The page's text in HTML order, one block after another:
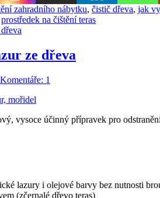
zahradního nábytku, čistič dřeva, jak
prostředek na čištění teras
ze dřeva
Komentáře: 1
vysoce účinný přípravek pro
lazury i olejové barvy bez nutnosti
(zčernalé dřevo teras)